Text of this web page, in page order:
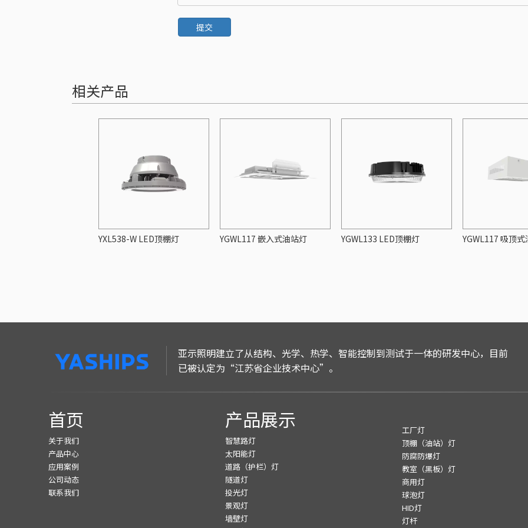
提交
相关产品
YXL538-W LED顶棚灯 YGWL117 嵌入式油站灯 YGWL133 LED顶棚灯 YGWL117 吸顶
亚示照明建立了从结构、光学、热学、智能控制到测试于一体的研发中心，目前
已被认定为“江苏省企业技术中心”。
首页
关于我们
产品中心
应用案例
公司动态
联系我们
产品展示
智慧路灯
太阳能灯
道路（护栏）灯
隧道灯
投光灯
景观灯
墙壁灯
工厂灯
顶棚（油站）灯
防腐防爆灯
教室（黑板）灯
商用灯
球泡灯
HID灯
灯杆